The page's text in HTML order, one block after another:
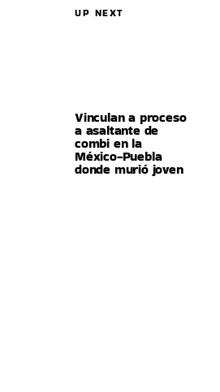
UP NEXT
Vinculan a proceso
a asaltante de
combi en la
México-Puebla
donde murió joven